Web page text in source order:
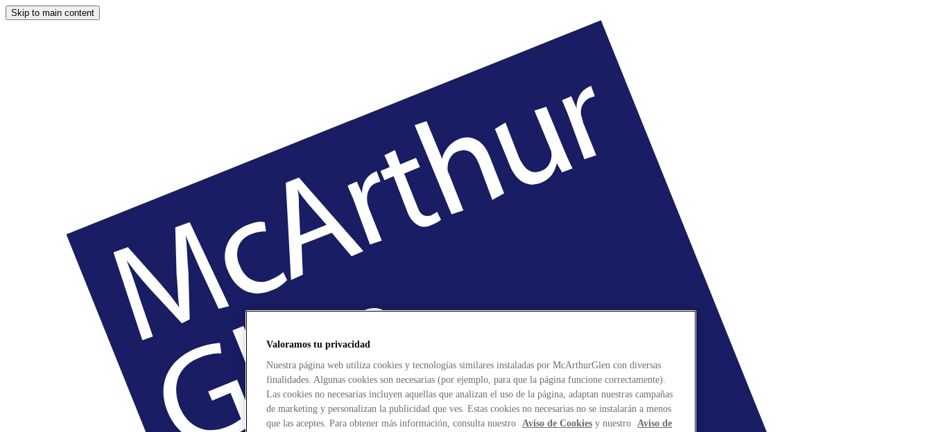
Skip to main content
Valoramos tu privacidad
Nuestra página web utiliza cookies y tecnologías similares instaladas por McArthurGlen con diversas
finalidades. Algunas cookies son necesarias (por ejemplo, para que la página funcione correctamente).
Las cookies no necesarias incluyen aquellas que analizan el uso de la página, adaptan nuestras campañas
de marketing y personalizan la publicidad que ves. Estas cookies no necesarias no se instalarán a menos
que las aceptes. Para obtener más información, consulta nuestro Aviso de Cookies y nuestro Aviso de